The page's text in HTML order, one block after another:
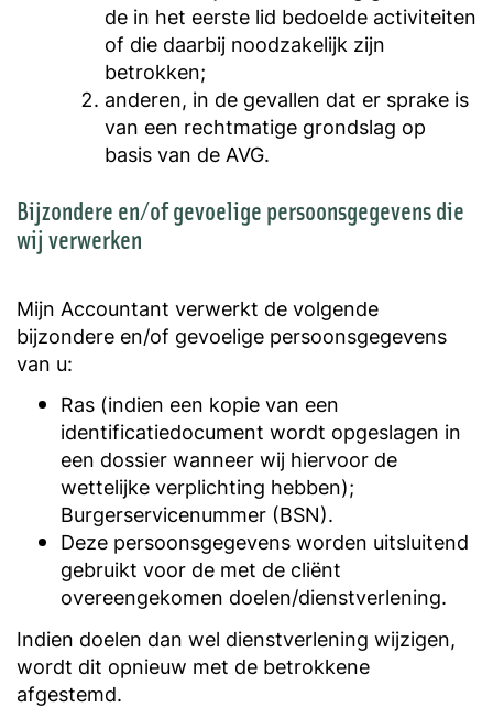
de in het eerste lid bedoelde activiteiten
of die daarbij noodzakelijk zijn
betrokken;
anderen, in de gevallen dat er sprake is
van een rechtmatige grondslag op
basis van de AVG.
Bijzondere en/of gevoelige persoonsgegevens die
wij verwerken
Mijn Accountant verwerkt de volgende
bijzondere en/of gevoelige persoonsgegevens
van u:
Ras (indien een kopie van een
identificatiedocument wordt opgeslagen in
een dossier wanneer wij hiervoor de
wettelijke verplichting hebben);
Burgerservicenummer (BSN).
Deze persoonsgegevens worden uitsluitend
gebruikt voor de met de cliënt
overeengekomen doelen/dienstverlening.
Indien doelen dan wel dienstverlening wijzigen,
wordt dit opnieuw met de betrokkene
afgestemd.